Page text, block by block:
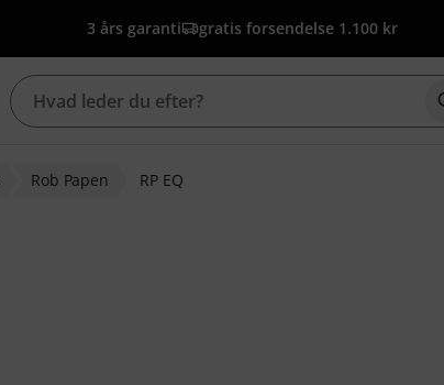
3 års garanti gratis forsendelse 1.100 kr
Rob Papen RP EQ